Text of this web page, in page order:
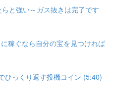
と強い～ガス抜きは完了です
稼ぐなら自分の宝を見つければ
ひっくり返す投機コイン (5:40)